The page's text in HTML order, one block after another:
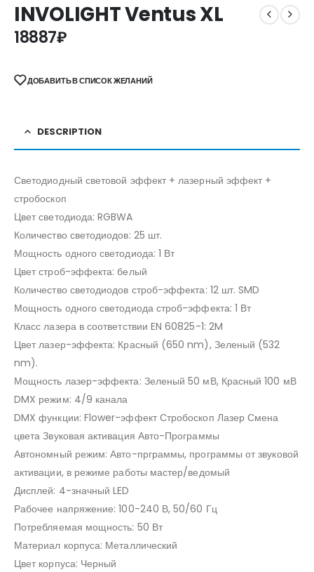
INVOLIGHT Ventus XL
18887₽
ДОБАВИТЬ В СПИСОК ЖЕЛАНИЙ
DESCRIPTION
Светодиодный световой эффект + лазерный эффект +
стробоскоп
Цвет светодиода: RGBWA
Количество светодиодов: 25 шт.
Мощность одного светодиода: 1 Вт
Цвет строб-эффекта: белый
Количество светодиодов строб-эффекта: 12 шт. SMD
Мощность одного светодиода строб-эффекта: 1 Вт
Класс лазера в соответствии EN 60825-1: 2M
Цвет лазер-эффекта: Красный (650 nm), Зеленый (532
nm).
Мощность лазер-эффекта: Зеленый 50 мВ, Красный 100 мВ
DMX режим: 4/9 канала
DMX функции: Flower-эффект Стробоскоп Лазер Смена
цвета Звуковая активация Авто-Программы
Автономный режим: Авто-прграммы, программы от звуковой
активации, в режиме работы мастер/ведомый
Дисплей: 4-значный LED
Рабочее напряжение: 100-240 В, 50/60 Гц
Потребляемая мощность: 50 Вт
Материал корпуса: Металлический
Цвет корпуса: Черный